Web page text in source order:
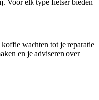
Voor elk type fietser bieden
wachten tot je reparatie
en je adviseren over